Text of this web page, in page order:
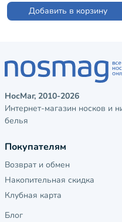
Добавить в корзину
НосМаг, 2010-2026
Интернет-магазин носков и
белья
Покупателям
Возврат и обмен
Накопительная скидка
Клубная карта
Блог